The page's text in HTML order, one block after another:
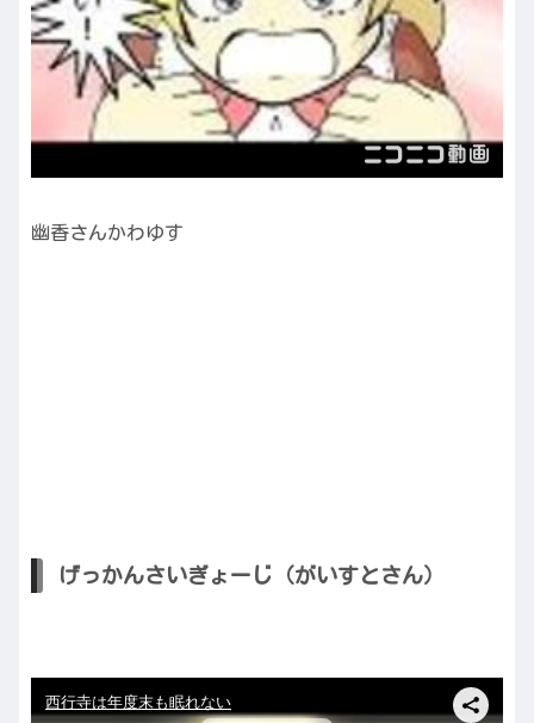
幽香さんかわゆす
げっかんさいぎょーじ（がいすとさん）